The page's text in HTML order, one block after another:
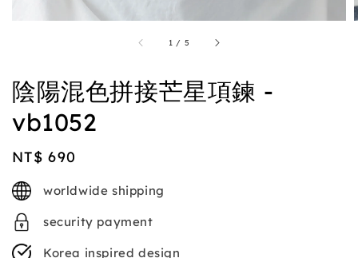
1 / 5
陰陽混色拼接芒星項鍊 -
vb1052
Regular
price
NT$ 690
worldwide shipping
security payment
Korea inspired design